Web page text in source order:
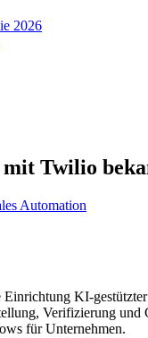
2026
mit Twilio
Automation
KI-
Verifizierung
für Unternehmen.